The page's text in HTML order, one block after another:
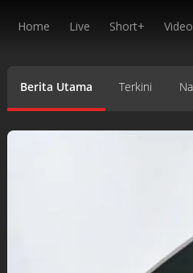
Home Live Short+
Berita Utama Terkini